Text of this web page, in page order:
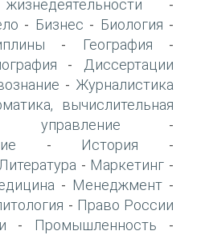
-
- Бизнес - Биология -
- География -
-
Диссертации
- Журналистика
вычислительная
-
- История -
Литература - Маркетинг -
- Менеджмент -
- Право России
- Промышленность -